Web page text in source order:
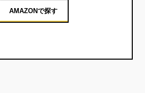
AMAZONで探す